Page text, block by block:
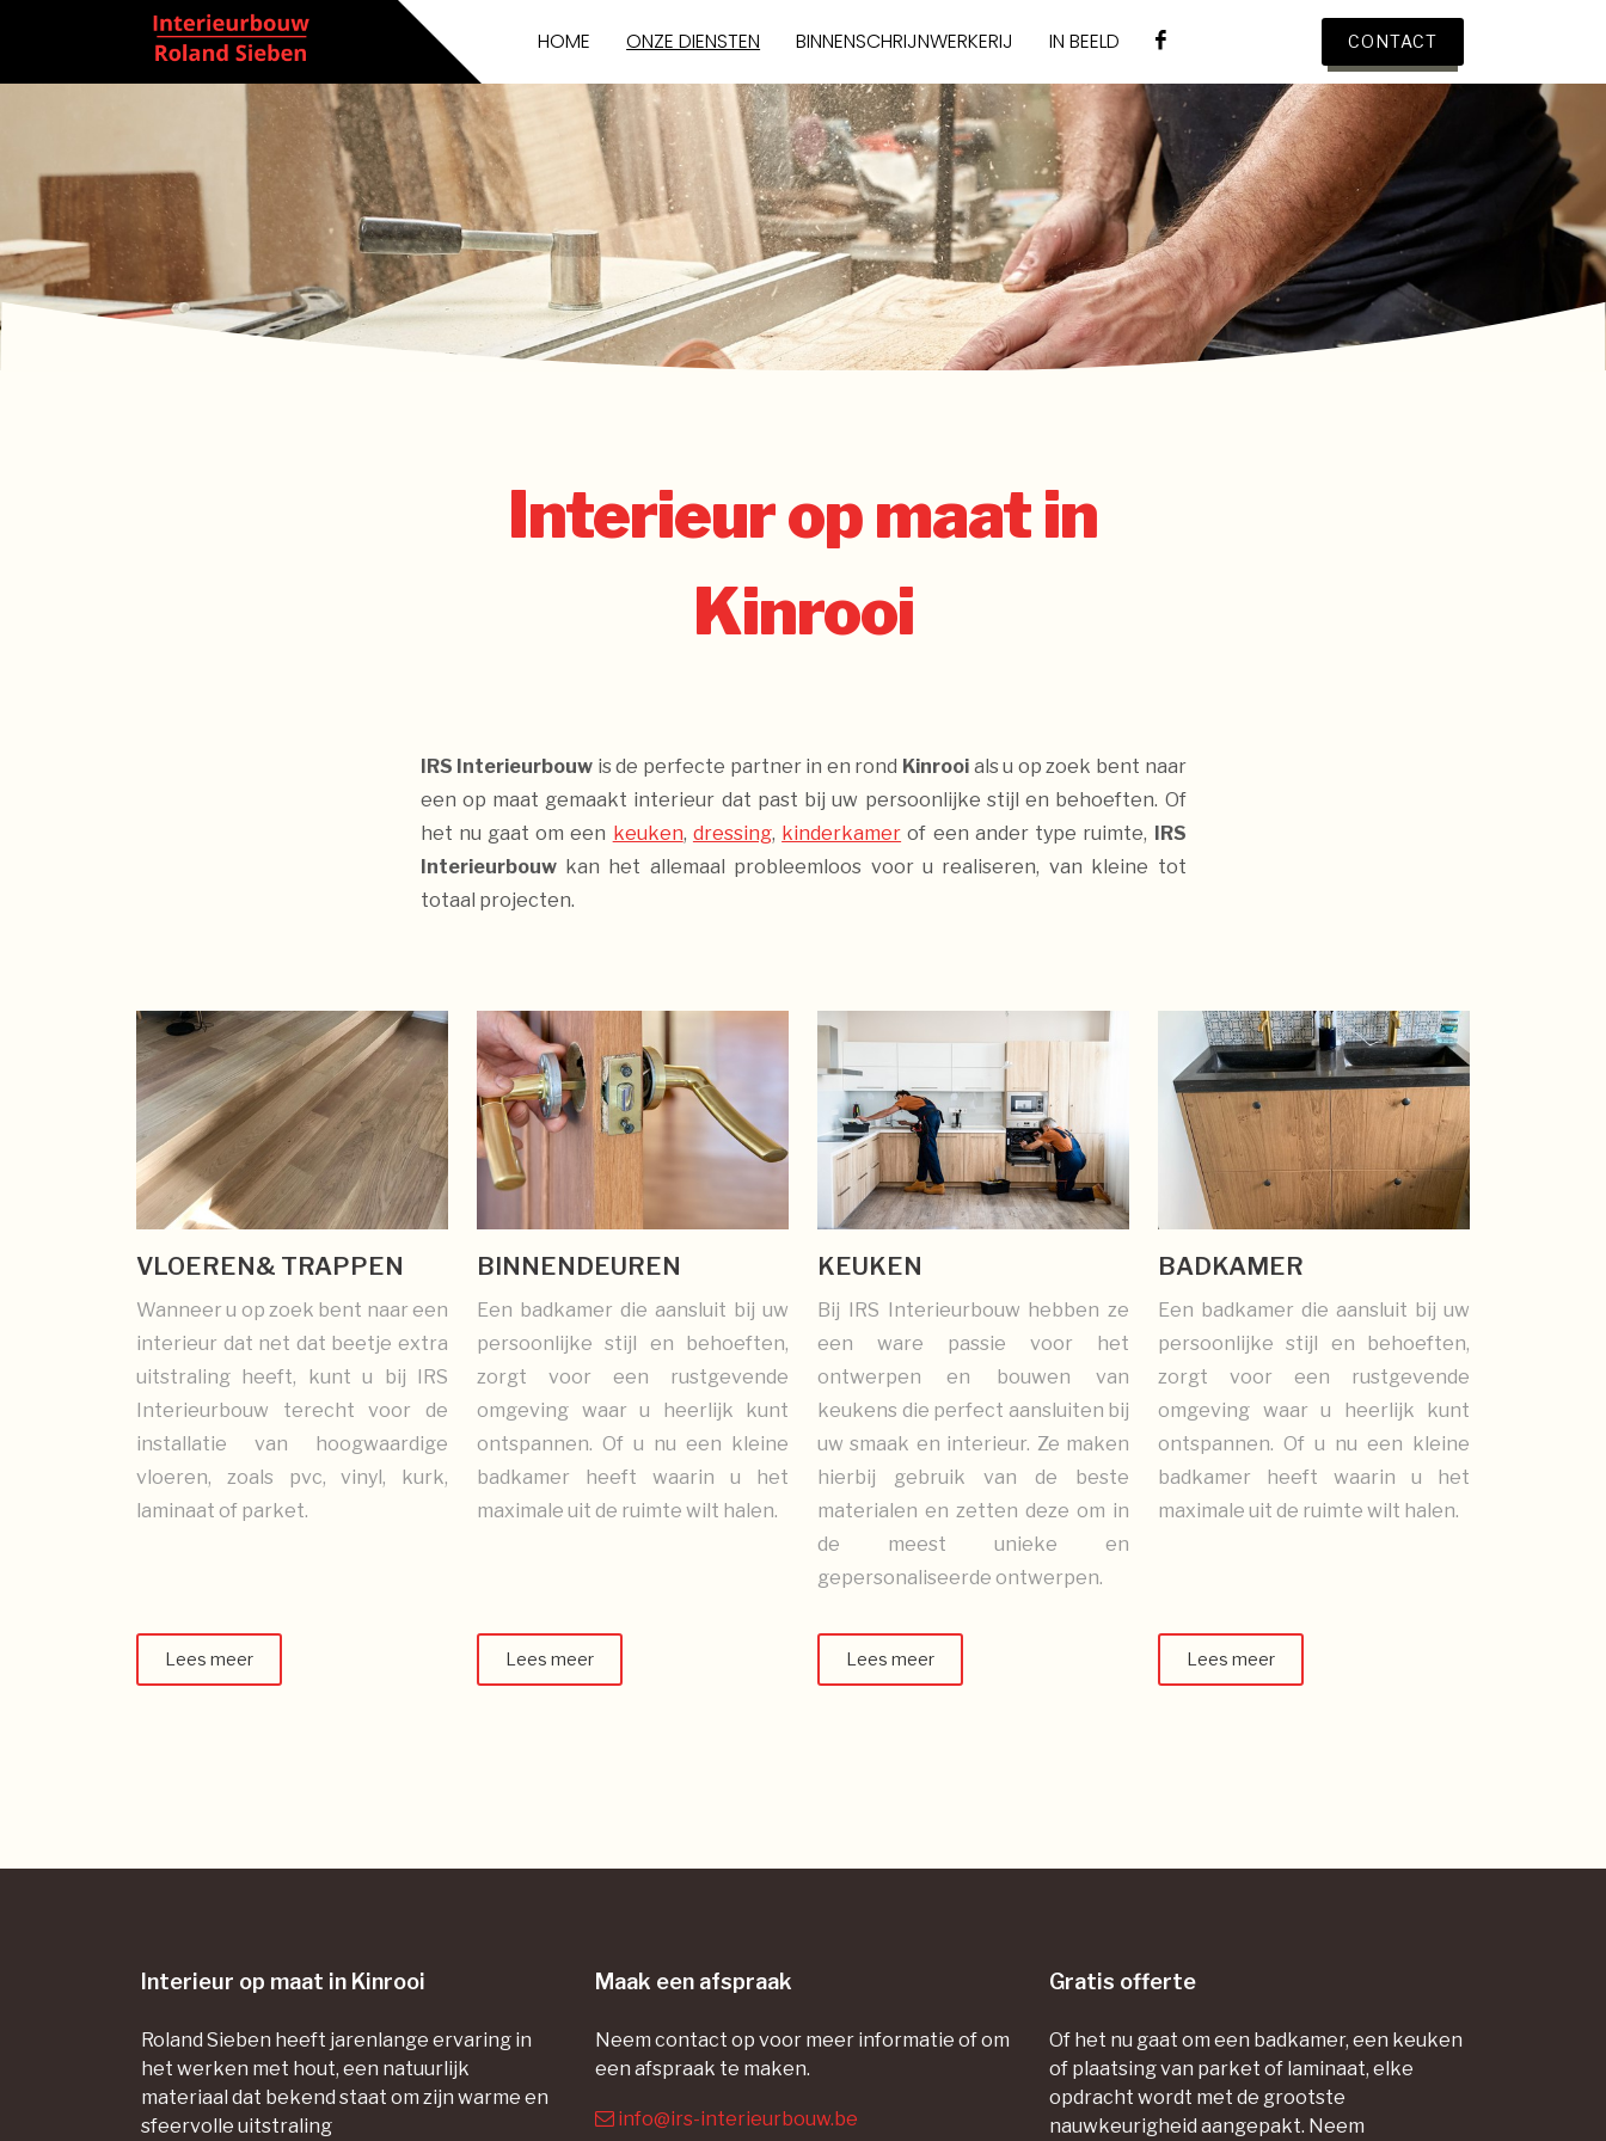
CONTACT
HOME ONZE DIENSTEN BINNENSCHRIJNWERKERIJ IN BEELD
Interieur op maat in
Kinrooi
IRS Interieurbouw is de perfecte partner in en rond Kinrooi als u op zoek bent naar
een op maat gemaakt interieur dat past bij uw persoonlijke stijl en behoeften. Of
het nu gaat om een keuken, dressing, kinderkamer of een ander type ruimte, IRS
Interieurbouw kan het allemaal probleemloos voor u realiseren, van kleine tot
totaal projecten.
VLOEREN& TRAPPEN
Wanneer u op zoek bent naar een
interieur dat net dat beetje extra
uitstraling heeft, kunt u bij IRS
Interieurbouw terecht voor de
installatie van hoogwaardige
vloeren, zoals pvc, vinyl, kurk,
laminaat of parket.
Lees meer
BINNENDEUREN
Een badkamer die aansluit bij uw
persoonlijke stijl en behoeften,
zorgt voor een rustgevende
omgeving waar u heerlijk kunt
ontspannen. Of u nu een kleine
badkamer heeft waarin u het
maximale uit de ruimte wilt halen.
Lees meer
KEUKEN
Bij IRS Interieurbouw hebben ze
een ware passie voor het
ontwerpen en bouwen van
keukens die perfect aansluiten bij
uw smaak en interieur. Ze maken
hierbij gebruik van de beste
materialen en zetten deze om in
de meest unieke en
gepersonaliseerde ontwerpen.
Lees meer
BADKAMER
Een badkamer die aansluit bij uw
persoonlijke stijl en behoeften,
zorgt voor een rustgevende
omgeving waar u heerlijk kunt
ontspannen. Of u nu een kleine
badkamer heeft waarin u het
maximale uit de ruimte wilt halen.
Lees meer
Interieur op maat in Kinrooi
Roland Sieben heeft jarenlange ervaring in
het werken met hout, een natuurlijk
materiaal dat bekend staat om zijn warme en
sfeervolle uitstraling
Maak een afspraak
Neem contact op voor meer informatie of om
een afspraak te maken.
info@irs-interieurbouw.be
Gratis offerte
Of het nu gaat om een badkamer, een keuken
of plaatsing van parket of laminaat, elke
opdracht wordt met de grootste
nauwkeurigheid aangepakt. Neem